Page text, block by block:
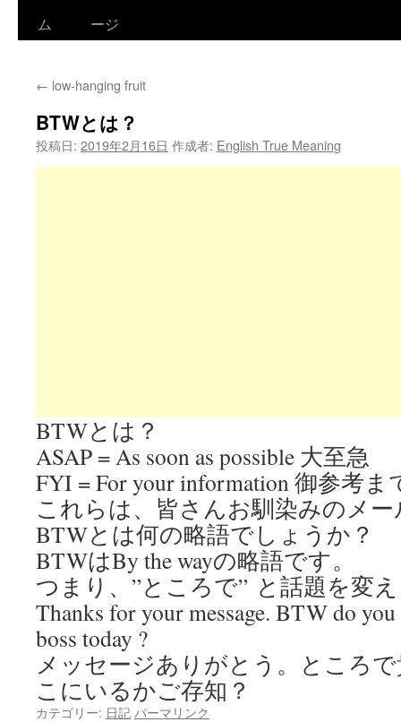
ム
ージ
← low-hanging fruit
BTWとは？
投稿日: 2019年2月16日 作成者: English True Meaning
BTWとは？
ASAP = As soon as possible 大至急
FYI = For your information 御参考ま
これらは、皆さんお馴染みのメ
BTWとは何の略語でしょうか？
BTWはBy the wayの略語です。
つまり、”ところで” と話題を変
Thanks for your message. BTW do
boss today ?
メッセージありがとう。ところ
こにいるかご存知？
カテゴリー: 日記 パーマリンク